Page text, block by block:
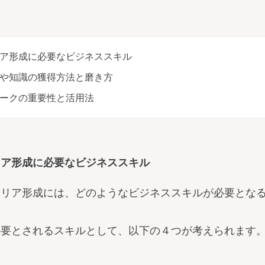
形成に必要なビジネススキル
知識の獲得方法と磨き方
クの重要性と活用法
形成に必要なビジネススキル
ア形成には、どのようなビジネススキルが必要とな
とされるスキルとして、以下の４つが考えられます。